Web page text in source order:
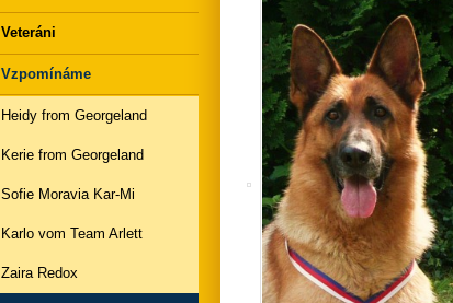
Veteráni
Vzpomínáme
Heidy from Georgeland
Kerie from Georgeland
Sofie Moravia Kar-Mi
Karlo vom Team Arlett
Zaira Redox